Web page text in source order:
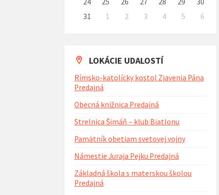
24
25 26 27 28 29
30
31
1 2 3 4 5
6
na
dni
LOKÁCIE UDALOSTÍ
Rímsko-katolícky kostol Zjavenia Pána
Predajná
Obecná knižnica Predajná
Strelnica Šimáň – klub Biatlonu
Pamätník obetiam svetovej vojny
Námestie Juraja Pejku Predajná
Základná škola s materskou školou
Predajná